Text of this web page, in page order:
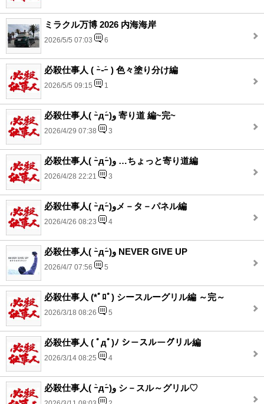
ミラクル万博 2026 内海海岸
2026/5/5 07:03 6
必殺仕事人 ( ｰ̀֊ｰ́ ) 色々塗り分け編
2026/5/5 09:15 1
必殺仕事人( ｰ̀дｰ́)و 寄り道 編~完~
2026/4/29 07:38 3
必殺仕事人( ｰ̀дｰ́)و …ちょっと寄り道編
2026/4/28 22:21 3
必殺仕事人( ｰ̀дｰ́)وメ－タ－パネル編
2026/4/26 08:23 4
必殺仕事人( ｰ̀дｰ́)و NEVER GIVE UP
2026/4/7 07:56 5
必殺仕事人 (*ﾟﾛﾟ) シースルーグリル編 ～完～
2026/3/18 08:26 5
必殺仕事人 ( ﾟдﾟ)ﾉ シ－スルーグリル編
2026/3/14 08:25 4
必殺仕事人( ｰ̀дｰ́)و シ－スル～グリル♡